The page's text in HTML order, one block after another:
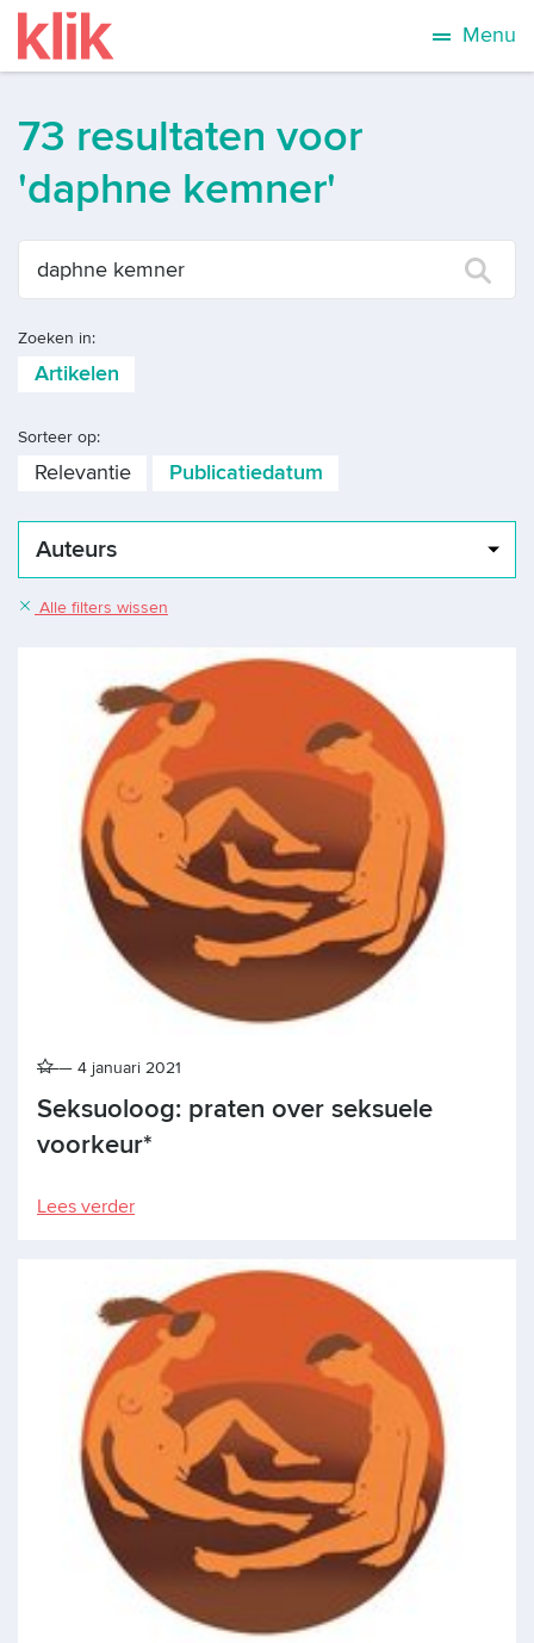
Menu
Auteurs
Alle filters wissen
73 resultaten voor
'daphne kemner'
Zoeken in:
Artikelen
Sorteer op:
Relevantie Publicatiedatum
Seksuoloog: praten over seksuele
voorkeur*
4 januari 2021
Lees verder